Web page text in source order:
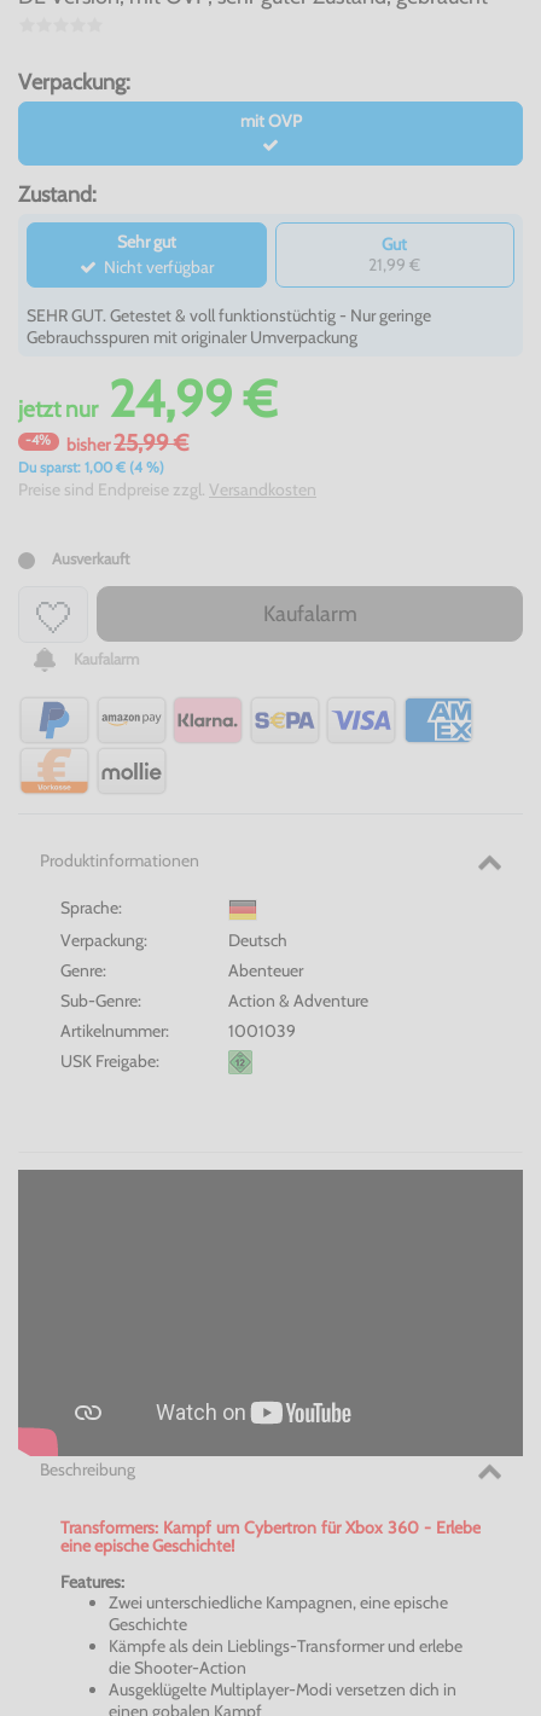
Verpackung:
mit OVP
Zustand:
Sehr gut
Nicht verfügbar
Gut
21,99 €
SEHR GUT. Getestet & voll funktionstüchtig - Nur geringe
Gebrauchsspuren mit originaler Umverpackung
jetztnur24,99 €
-4% bisher25,99 €
Du sparst: 1,00 € (4 %)
Preise sind Endpreise zzgl. Versandkosten
Ausverkauft
Kaufalarm
Kaufalarm
Produktinformationen
Sprache:
Verpackung:
Deutsch
Genre:
Abenteuer
Sub-Genre:
Action & Adventure
Artikelnummer:
1001039
USK Freigabe:
Beschreibung
Transformers: Kampf um Cybertron fürXbox 360 - Erlebe
eine epische Geschichte!
Features:
Zwei unterschiedliche Kampagnen, eine epische
Geschichte
Kämpfe als dein Lieblings-Transformer und erlebe
die Shooter-Action
Ausgeklügelte Multiplayer-Modi versetzen dich in
einen gobalen Kampf